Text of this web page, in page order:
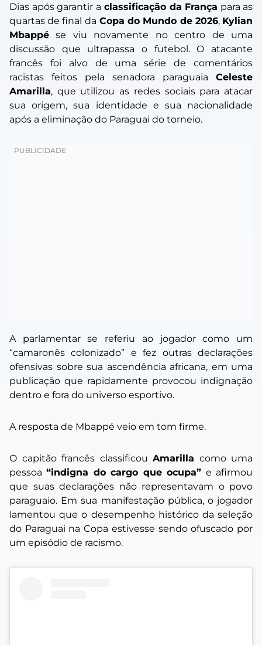
Dias após garantir a classificação da França para as
quartas de final da Copa do Mundo de 2026, Kylian
Mbappé se viu novamente no centro de uma
discussão que ultrapassa o futebol. O atacante
francês foi alvo de uma série de comentários
racistas feitos pela senadora paraguaia Celeste
Amarilla, que utilizou as redes sociais para atacar
sua origem, sua identidade e sua nacionalidade
após a eliminação do Paraguai do torneio.
A parlamentar se referiu ao jogador como um
“camaronês colonizado” e fez outras declarações
ofensivas sobre sua ascendência africana, em uma
publicação que rapidamente provocou indignação
dentro e fora do universo esportivo.
A resposta de Mbappé veio em tom firme.
O capitão francês classificou Amarilla como uma
pessoa“indigna do cargo que ocupa” e afirmou
que suas declarações não representavam o povo
paraguaio. Em sua manifestação pública, o jogador
lamentou que o desempenho histórico da seleção
do Paraguai na Copa estivesse sendo ofuscado por
um episódio de racismo.